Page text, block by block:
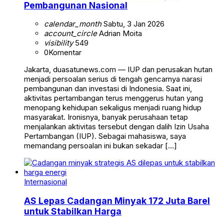
Pembangunan Nasional
calendar_monthSabtu, 3 Jan 2026
account_circleAdrian Moita
visibility549
0Komentar
Jakarta, duasatunews.com — IUP dan perusakan hutan
menjadi persoalan serius di tengah gencarnya narasi
pembangunan dan investasi di Indonesia. Saat ini,
aktivitas pertambangan terus menggerus hutan yang
menopang kehidupan sekaligus menjadi ruang hidup
masyarakat. Ironisnya, banyak perusahaan tetap
menjalankan aktivitas tersebut dengan dalih Izin Usaha
Pertambangan (IUP). Sebagai mahasiswa, saya
memandang persoalan ini bukan sekadar […]
Internasional
AS Lepas Cadangan Minyak 172 Juta Barel
untuk Stabilkan Harga